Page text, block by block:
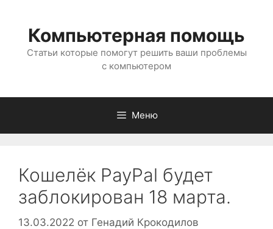
содержимому
Компьютерная помощь
Статьи которые помогут решить ваши проблемы
с компьютером
Меню
Кошелёк PayPal будет
заблокирован 18 марта.
13.03.2022 от Генадий Крокодилов